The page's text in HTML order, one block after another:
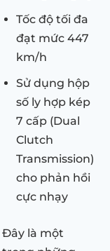
Tốc độ tối đa
đạt mức 447
km/h
Sử dụng hộp
số ly hợp kép
7 cấp (Dual
Clutch
Transmission)
cho phản hồi
cực nhạy
Đây là một